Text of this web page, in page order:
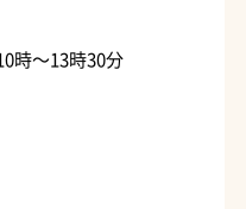
時～13時30分